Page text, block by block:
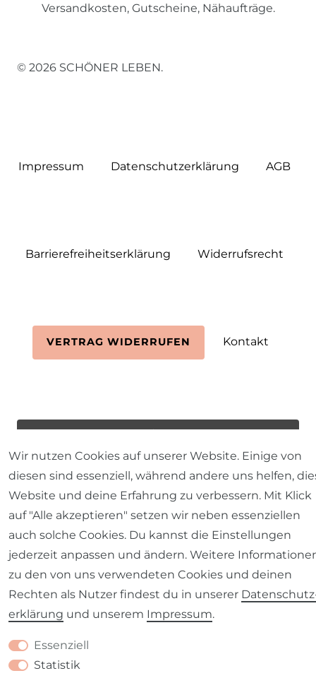
Versandkosten, Gutscheine, Nähaufträge.
© 2026 SCHÖNER LEBEN.
Impressum Daten­schutz­erklärung AGB
Barrierefreiheitserklärung Widerrufs­recht
VERTRAG WIDERRUFEN Kontakt
Wir nutzen Cookies auf unserer Website. Einige von
diesen sind essenziell, während andere uns helfen,
Website und deine Erfahrung zu verbessern. Mit Klick
auf "Alle akzeptieren" setzen wir neben essenziellen
auch solche Cookies. Du kannst die Einstellungen
jederzeit anpassen und ändern. Weitere
zu den von uns verwendeten Cookies und deinen
Rechten als Nutzer findest du in unserer
erklärung und unserem Impressum.
Essenziell
Statistik